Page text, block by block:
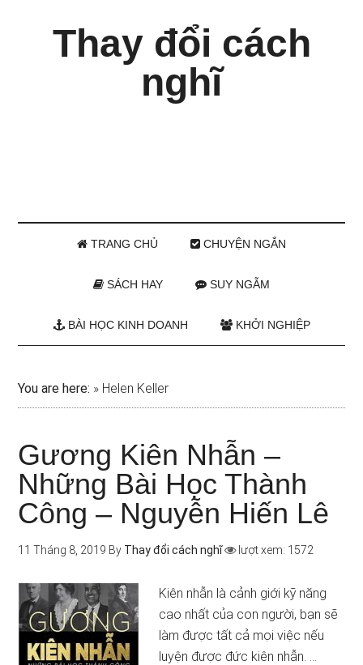
Thay đổi cách
nghĩ
TRANG CHỦ CHUYỆN NGẮN
SÁCH HAY SUY NGẪM
BÀI HỌC KINH DOANH KHỞI NGHIỆP
You are here: » Helen Keller
Gương Kiên Nhẫn –
Những Bài Học Thành
Công – Nguyễn Hiến Lê
11 Tháng 8, 2019 By Thay đổi cách nghĩ lượt xem: 1572
Kiên nhẫn là cảnh giới kỹ năng
cao nhất của con người, bạn sẽ
làm được tất cả mọi việc nếu
luyện được đức kiên nhẫn. …